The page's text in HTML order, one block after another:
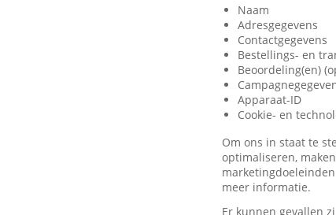
Naam
Adresgegevens
Contactgegevens
Bestellings- en
Beoordeling(en)
Apparaat-ID
Cookie- en
Om ons in staat te
optimaliseren,
meer informatie.
Er kunnen gevallen